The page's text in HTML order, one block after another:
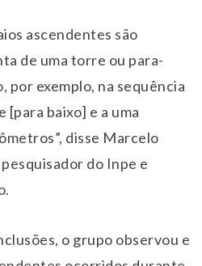
ascendentes são
de uma torre ou para-
por exemplo, na sequência
[para baixo] e a uma
disse Marcelo
do Inpe e
o grupo observou e